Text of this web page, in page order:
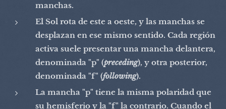
manchas.
El Sol rota de este a oeste, y las manchas se
desplazan en ese mismo sentido. Cada región
activa suele presentar una mancha delantera,
denominada "p" (preceding), y otra posterior,
denominada "f" (following).
La mancha "p" tiene la misma polaridad que
su hemisferio y la "f" la contrario. Cuando el